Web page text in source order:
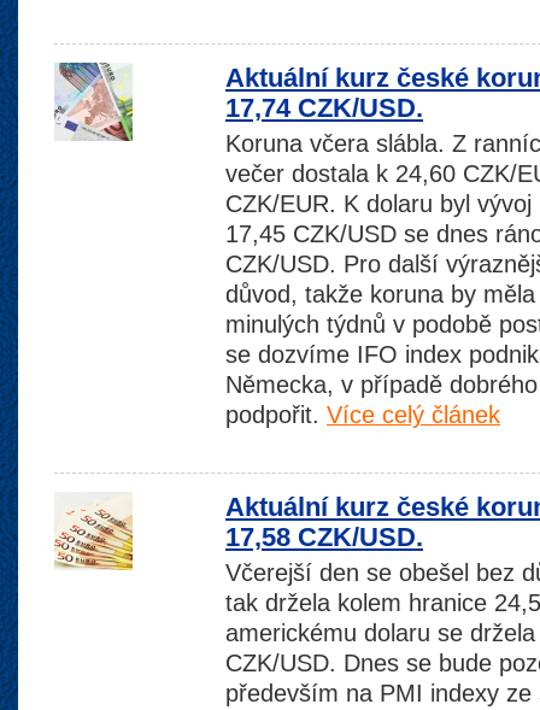
Aktuální kurz české
17,74 CZK/USD.
Koruna včera slábla. Z
večer dostala k 24,60 CZK/
CZK/EUR. K dolaru byl
17,45 CZK/USD se dnes
CZK/USD. Pro další
důvod, takže koruna by
minulých týdnů v podobě
se dozvíme IFO index
Německa, v případě
podpořit. Více celý článek
Aktuální kurz české
17,58 CZK/USD.
Včerejší den se obešel bez
tak držela kolem hranice
americkému dolaru se
CZK/USD. Dnes se bude
především na PMI indexy